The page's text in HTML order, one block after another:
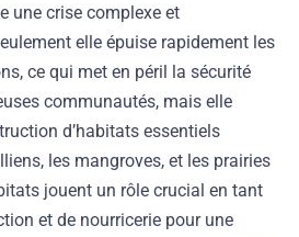
une crise complexe et
elle épuise rapidement les
ce qui met en péril la sécurité
communautés, mais elle
d’habitats essentiels
les mangroves, et les prairies
jouent un rôle crucial en tant
et de nourricerie pour une